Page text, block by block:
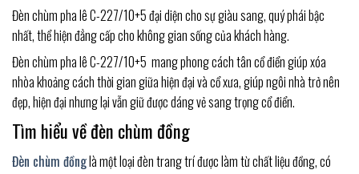
Đèn chùm pha lê C-227/10+5 đại diện cho sự giàu sang, quý phái bậc
nhất, thể hiện đẳng cấp cho không gian sống của khách hàng.
Đèn chùm pha lê C-227/10+5 mang phong cách tân cổ điển giúp xóa
nhòa khoảng cách thời gian giữa hiện đại và cổ xưa, giúp ngôi nhà trở nên
đẹp, hiện đại nhưng lại vẫn giữ được dáng vẻ sang trọng cổ điển.
Tìm hiểu về đèn chùm đồng
Đèn chùm đồnglà một loại đèn trang trí được làm từ chất liệu đồng, có